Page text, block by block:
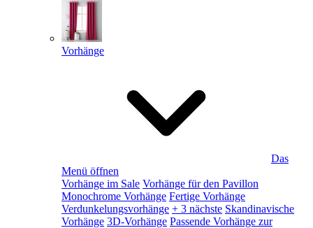
Vorhänge
Das
Menü öffnen
Vorhänge im Sale Vorhänge für den Pavillon
Monochrome Vorhänge Fertige Vorhänge
Verdunkelungsvorhänge + 3 nächste Skandinavische
Vorhänge 3D-Vorhänge Passende Vorhänge zur